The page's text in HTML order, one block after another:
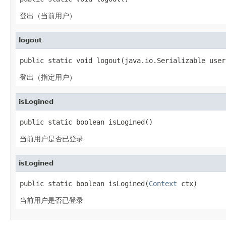
登出（当前用户）
logout
public static void logout(java.io.Serializable
登出（指定用户）
isLogined
public static boolean isLogined()
当前用户是否已登录
isLogined
public static boolean isLogined(Context ctx)
当前用户是否已登录